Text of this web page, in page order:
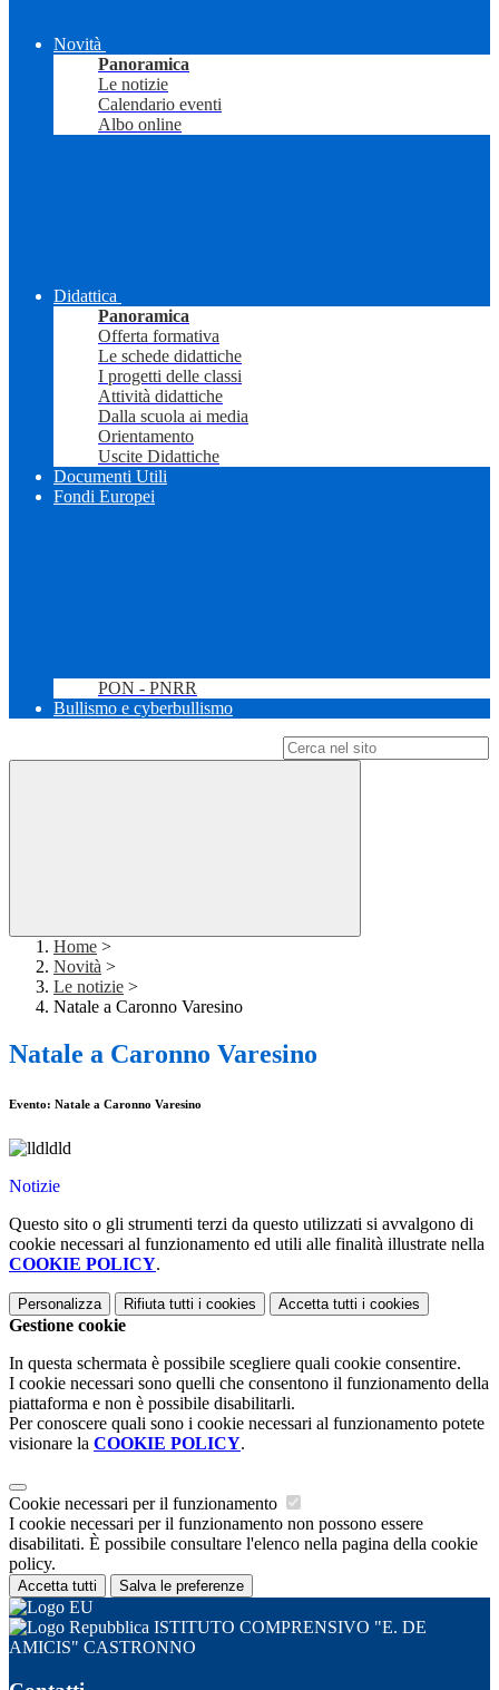
Novità
Panoramica
Le notizie
Calendario eventi
Albo online
Didattica
Panoramica
Offerta formativa
Le schede didattiche
I progetti delle classi
Attività didattiche
Dalla scuola ai media
Orientamento
Uscite Didattiche
Documenti Utili
Fondi Europei
PON - PNRR
Bullismo e cyberbullismo
Home >
Novità >
Le notizie >
Natale a Caronno Varesino
Natale a Caronno Varesino
Evento: Natale a Caronno Varesino
Notizie
Questo sito o gli strumenti terzi da questo utilizzati si avvalgono di
cookie necessari al funzionamento ed utili alle finalità illustrate nella
COOKIE POLICY.
Personalizza Rifiuta tutti i cookies Accetta tutti i cookies
Gestione cookie
In questa schermata è possibile scegliere quali cookie consentire.
I cookie necessari sono quelli che consentono il funzionamento della
piattaforma e non è possibile disabilitarli.
Per conoscere quali sono i cookie necessari al funzionamento potete
visionare la COOKIE POLICY.
Cookie necessari per il funzionamento
I cookie necessari per il funzionamento non possono essere
disabilitati. È possibile consultare l'elenco nella pagina della cookie
policy.
Accetta tutti Salva le preferenze
ISTITUTO COMPRENSIVO "E. DE
AMICIS" CASTRONNO